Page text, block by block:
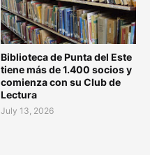
Biblioteca de Punta del Este
tiene más de 1.400 socios y
comienza con su Club de
Lectura
July 13, 2026